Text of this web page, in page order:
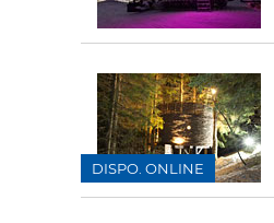
DISPO. ONLINE